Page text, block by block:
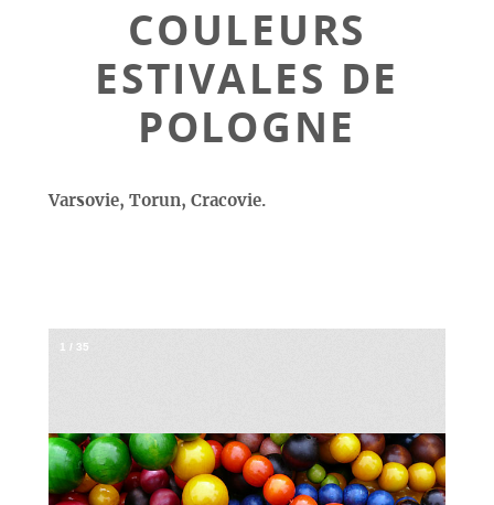
COULEURS
ESTIVALES DE
POLOGNE
Varsovie, Torun, Cracovie.
1 / 35